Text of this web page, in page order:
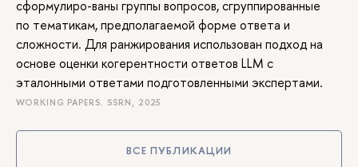
сформулиро-ваны группы вопросов, сгруппированные
по тематикам, предполагаемой форме ответа и
сложности. Для ранжирования использован подход на
основе оценки когерентности ответов LLM с
эталонными ответами подготовленными экспертами.
WORKING PAPERS. SSRN, 2025
ВСЕ ПУБЛИКАЦИИ